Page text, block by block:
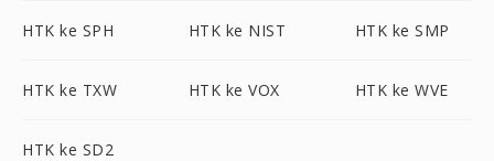
HTK ke SPH HTK ke NIST HTK ke SMP
HTK ke TXW HTK ke VOX HTK ke WVE
HTK ke SD2